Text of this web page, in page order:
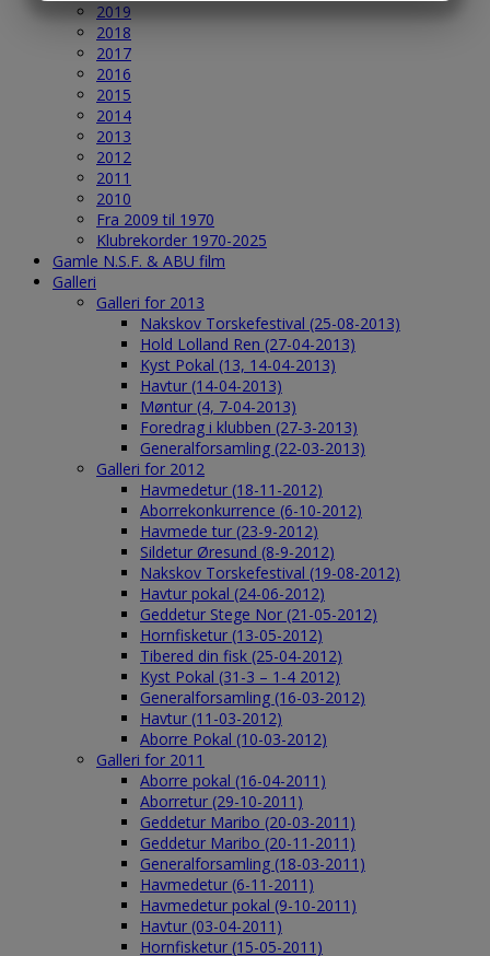
2019
2018
2017
2016
2015
2014
2013
2012
2011
2010
Fra 2009 til 1970
Klubrekorder 1970-2025
Gamle N.S.F. & ABU film
Galleri
Galleri for 2013
Nakskov Torskefestival (25-08-2013)
Hold Lolland Ren (27-04-2013)
Kyst Pokal (13, 14-04-2013)
Havtur (14-04-2013)
Møntur (4, 7-04-2013)
Foredrag i klubben (27-3-2013)
Generalforsamling (22-03-2013)
Galleri for 2012
Havmedetur (18-11-2012)
Aborrekonkurrence (6-10-2012)
Havmede tur (23-9-2012)
Sildetur Øresund (8-9-2012)
Nakskov Torskefestival (19-08-2012)
Havtur pokal (24-06-2012)
Geddetur Stege Nor (21-05-2012)
Hornfisketur (13-05-2012)
Tibered din fisk (25-04-2012)
Kyst Pokal (31-3 – 1-4 2012)
Generalforsamling (16-03-2012)
Havtur (11-03-2012)
Aborre Pokal (10-03-2012)
Galleri for 2011
Aborre pokal (16-04-2011)
Aborretur (29-10-2011)
Geddetur Maribo (20-03-2011)
Geddetur Maribo (20-11-2011)
Generalforsamling (18-03-2011)
Havmedetur (6-11-2011)
Havmedetur pokal (9-10-2011)
Havtur (03-04-2011)
Hornfisketur (15-05-2011)
MARKETING